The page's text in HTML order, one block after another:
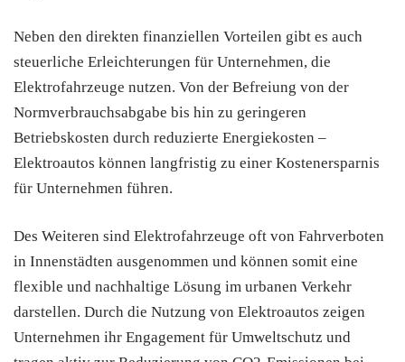
Neben den direkten finanziellen Vorteilen gibt es auch
steuerliche Erleichterungen für Unternehmen, die
Elektrofahrzeuge nutzen. Von der Befreiung von der
Normverbrauchsabgabe bis hin zu geringeren
Betriebskosten durch reduzierte Energiekosten –
Elektroautos können langfristig zu einer Kostenersparnis
für Unternehmen führen.
Des Weiteren sind Elektrofahrzeuge oft von Fahrverboten
in Innenstädten ausgenommen und können somit eine
flexible und nachhaltige Lösung im urbanen Verkehr
darstellen. Durch die Nutzung von Elektroautos zeigen
Unternehmen ihr Engagement für Umweltschutz und